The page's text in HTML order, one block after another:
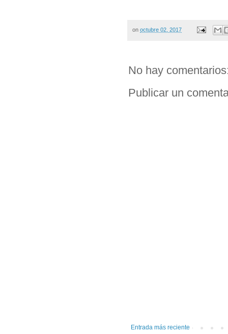
on octubre 02, 2017
No hay
Publicar un
Entrada más reciente